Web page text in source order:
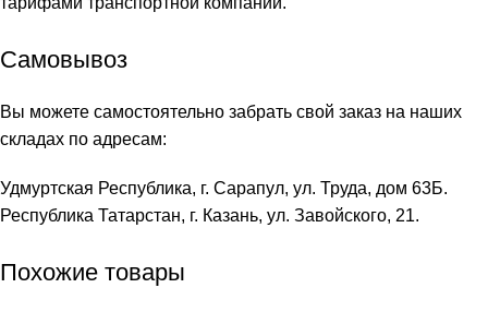
Самовывоз
Вы можете самостоятельно забрать свой заказ на наших
складах по адресам:
Удмуртская Республика, г. Сарапул, ул. Труда, дом 63Б.
Республика Татарстан, г. Казань, ул. Завойского, 21.
Похожие товары